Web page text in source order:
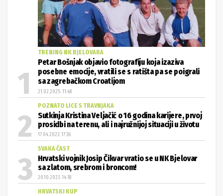
TRENING NK BJELOVARA
Petar Bošnjak objavio fotografiju koja izaziva
posebne emocije, vratili se s ratišta pa se poigrali
sa zagrebačkom Croatijom
21.02.2025. 11:48
POZNATO LICE S TRAVNJAKA
Sutkinja Kristina Veljačić o 16 godina karijere, prvoj
prosidbi na terenu, ali i najružnijoj situaciji u životu
17.04.2023. 17:36
SVAKA ČAST
Hrvatski vojnik Josip Čikvar vratio se u NK Bjelovar
sa zlatom, srebrom i broncom!
20.10.2023. 14:18
HRVATSKI KUP